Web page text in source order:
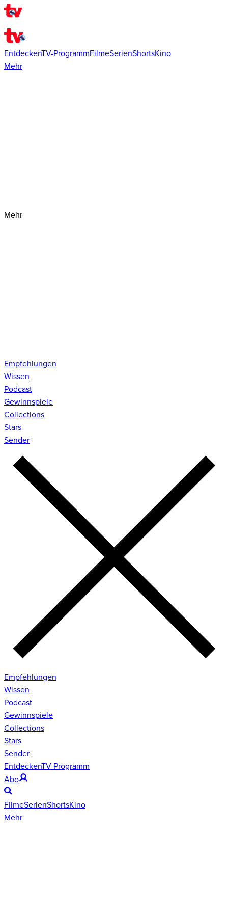
EntdeckenTV-ProgrammFilmeSerienShortsKino
Mehr
Mehr
Empfehlungen
Wissen
Podcast
Gewinnspiele
Collections
Stars
Sender
Empfehlungen
Wissen
Podcast
Gewinnspiele
Collections
Stars
Sender
EntdeckenTV-Programm
Abo
FilmeSerienShortsKino
Mehr